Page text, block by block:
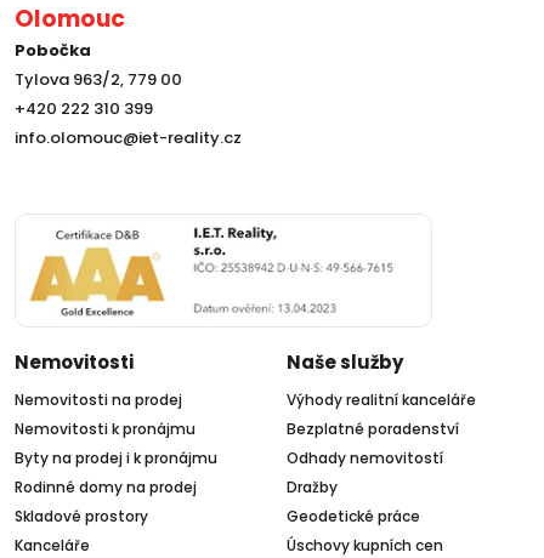
Olomouc
Pobočka
Tylova 963/2, 779 00
+420 222 310 399
info.olomouc@iet-reality.cz
Nemovitosti
Nemovitosti na prodej
Nemovitosti k pronájmu
Byty na prodej i k pronájmu
Rodinné domy na prodej
Skladové prostory
Kanceláře
Naše služby
Výhody realitní kanceláře
Bezplatné poradenství
Odhady nemovitostí
Dražby
Geodetické práce
Úschovy kupních cen